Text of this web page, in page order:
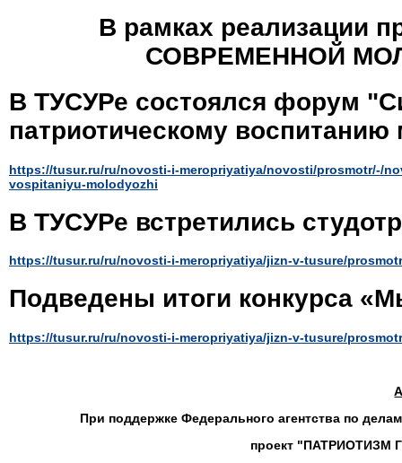
В рамках реализации
СОВРЕМЕННОЙ
В ТУСУРе состоялся форум "
патриотическому
https://tusur.ru/ru/novosti-i-meropriyatiya/novosti/prosmotr/-/
vospitaniyu-molodyozhi
В ТУСУРе встретились
https://tusur.ru/ru/novosti-i-meropriyatiya/jizn-v-tusure/
Подведены итоги конкурса
https://tusur.ru/ru/novosti-i-meropriyatiya/jizn-v-tusure/
При поддержке Федерального агентства по
проект "ПАТРИОТИЗМ